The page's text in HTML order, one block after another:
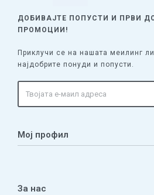
ДОБИВАЈТЕ ПОПУСТИ И ПРВИ
ПРОМОЦИИ!
Приклучи се на нашата меилинг
најдобрите понуди и попусти.
Мој профил
За нас